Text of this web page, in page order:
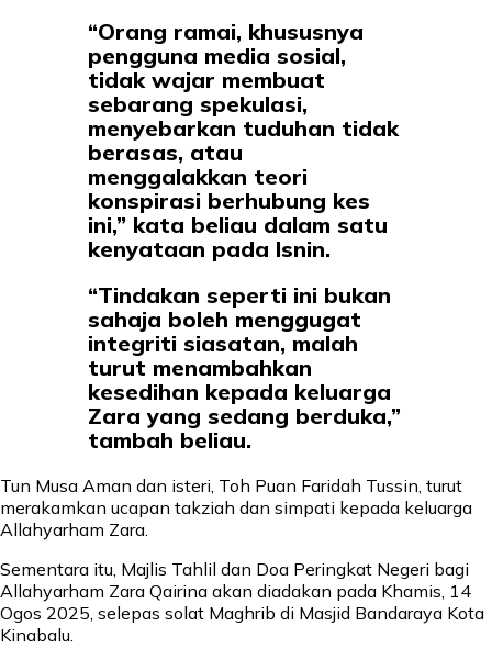
“Orang ramai, khususnya
pengguna media sosial,
tidak wajar membuat
sebarang spekulasi,
menyebarkan tuduhan tidak
berasas, atau
menggalakkan teori
konspirasi berhubung kes
ini,” kata beliau dalam satu
kenyataan pada Isnin.
“Tindakan seperti ini bukan
sahaja boleh menggugat
integriti siasatan, malah
turut menambahkan
kesedihan kepada keluarga
Zara yang sedang berduka,”
tambah beliau.
Tun Musa Aman dan isteri, Toh Puan Faridah Tussin, turut
merakamkan ucapan takziah dan simpati kepada keluarga
Allahyarham Zara.
Sementara itu, Majlis Tahlil dan Doa Peringkat Negeri bagi
Allahyarham Zara Qairina akan diadakan pada Khamis, 14
Ogos 2025, selepas solat Maghrib di Masjid Bandaraya Kota
Kinabalu.